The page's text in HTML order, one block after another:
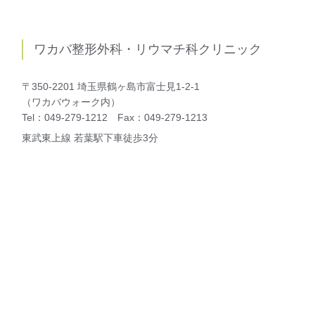
ワカバ整形外科・リウマチ科クリニック
〒350-2201 埼玉県鶴ヶ島市富士見1-2-1
（ワカバウォーク内）
Tel：049-279-1212 Fax：049-279-1213
東武東上線 若葉駅下車徒歩3分